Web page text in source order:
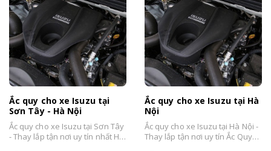
Ắc quy cho xe Isuzu tại
Sơn Tây - Hà Nội
Ắc quy cho xe Isuzu tại Sơn Tây
- Thay lắp tận nơi uy tín nhất Hà
Ắc quy cho xe Isuzu tại Hà
Nội
Ắc quy cho xe Isuzu tại Hà Nội -
Thay lắp tận nơi uy tín Ắc Quy